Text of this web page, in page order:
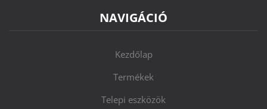
NAVIGÁCIÓ
Kezdőlap
Termékek
Telepi eszközök